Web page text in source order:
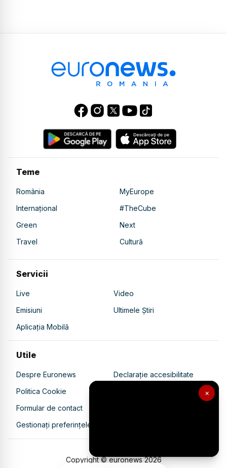
×
Teme
România
MyEurope
Internațional
#TheCube
Green
Next
Travel
Cultură
Servicii
Live
Video
Emisiuni
Ultimele Știri
Aplicația Mobilă
Utile
Despre Euronews
Declarație accesibilitate
Politica Cookie
Politica de confidențialitate
Formular de contact
Gestionați preferințele
Copyright © euronews2026